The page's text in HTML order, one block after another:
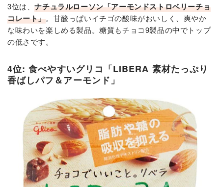
3位は、ナチュラルローソン「アーモンドストロベリーチョ
コレート」。甘酸っぱいイチゴの酸味がおいしく、爽やか
な味わいを楽しめる製品。糖質もチョコ9製品の中でトップ
の低さです。
4位: 食べやすいグリコ「LIBERA 素材たっぷり
香ばしパフ＆アーモンド」